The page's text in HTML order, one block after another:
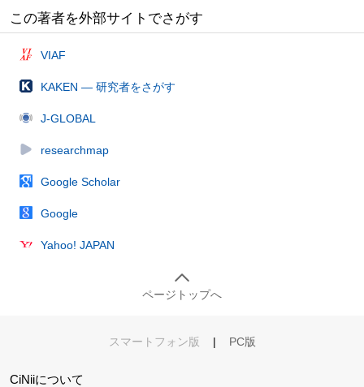
この著者を外部サイトでさがす
VIAF
KAKEN — 研究者をさがす
J-GLOBAL
researchmap
Google Scholar
Google
Yahoo! JAPAN
ページトップへ
スマートフォン版 | PC版
CiNiiについて